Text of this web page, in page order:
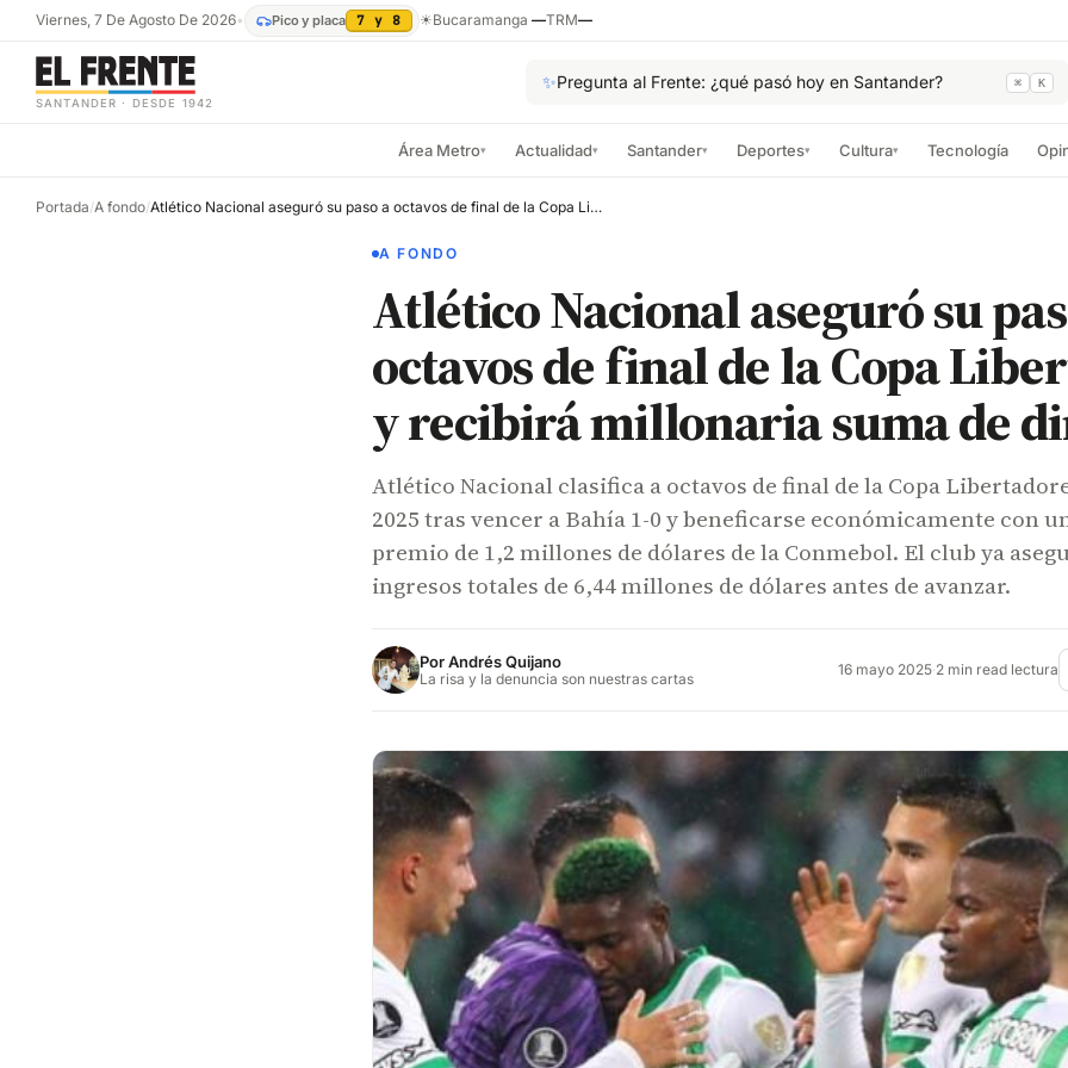
Viernes, 7 De Agosto De 2026• Pico y placa 7 y 8 ☀Bucaramanga —TRM—
SANTANDER · DESDE 1942
✨Pregunta al Frente: ¿qué pasó hoy en Santander? ⌘ K
Área Metro▾ Actualidad▾ Santander▾ Deportes▾ Cultura▾ Tecnología
Portada/A fondo/ Atlético Nacional aseguró su paso a octavos de final de la Copa Libertadores y recibirá millonaria suma de dinero
A FONDO
Atlético Nacional aseguró su
octavos de final de la Copa
y recibirá millonaria suma de
Atlético Nacional clasifica a octavos de final de la Copa
2025 tras vencer a Bahía 1-0 y beneficarse económicamente con
premio de 1,2 millones de dólares de la Conmebol. El club ya
ingresos totales de 6,44 millones de dólares antes de avanzar.
PorAndrés Quijano
La risa y la denuncia son nuestras cartas 16 mayo 2025·2 min read lectura